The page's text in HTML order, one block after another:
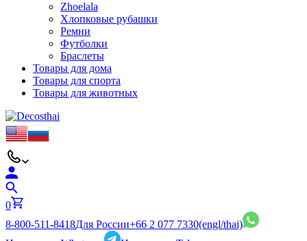
Zhoelala
Хлопковые рубашки
Ремни
Футболки
Браслеты
Товары для дома
Товары для спорта
Товары для животных
0
8-800-511-8418Для России+66 2 077 7330(engl/thai)